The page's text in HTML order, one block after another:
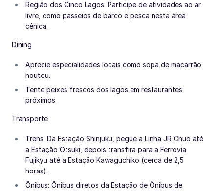
Região dos Cinco Lagos: Participe de atividades ao ar
livre, como passeios de barco e pesca nesta área
cênica.
Dining
Aprecie especialidades locais como sopa de macarrão
houtou.
Tente peixes frescos dos lagos em restaurantes
próximos.
Transporte
Trens: Da Estação Shinjuku, pegue a Linha JR Chuo até
a Estação Otsuki, depois transfira para a Ferrovia
Fujikyu até a Estação Kawaguchiko (cerca de 2,5
horas).
Ônibus: Ônibus diretos da Estação de Ônibus de